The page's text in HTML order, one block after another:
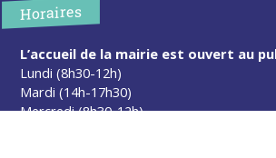
Horaires
L’accueil de la mairie est ouvert au
Lundi (8h30-12h)
Mardi (14h-17h30)
Mercredi (8h30-12h)